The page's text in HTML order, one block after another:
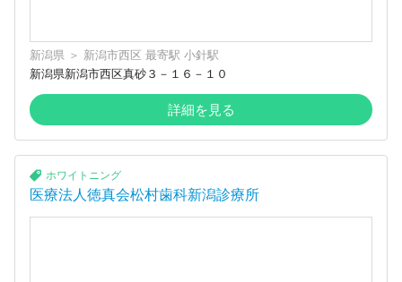
新潟県 ＞ 新潟市西区 最寄駅 小針駅
新潟県新潟市西区真砂３－１６－１０
詳細を見る
ホワイトニング
医療法人徳真会松村歯科新潟診療所